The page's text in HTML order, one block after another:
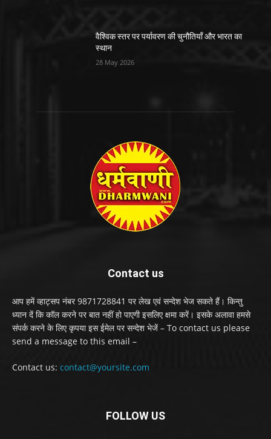
वैश्विक स्तर पर पर्यावरण की चुनौतियाँ और भारत का
स्थान
28 May 2026
Contact us
आप हमें व्हाट्सप नंबर 9871728841 पर लेख एवं सन्देश भेज सकते हैं। किन्तु
ध्यान दें कि कॉल करने पर बात नहीं हो पाएगी इसलिए क्षमा करें। इसके अलावा हमसे
संपर्क करने के लिए कृपया इस ईमेल पर सन्देश भेजें – To contact us please
send a message to this email –
Contact us: contact@yoursite.com
FOLLOW US